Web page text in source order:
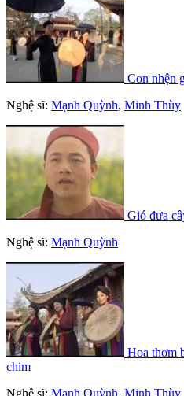
Con nhện
Nghệ sĩ: Mạnh Quỳnh, Minh Thùy
Gió đưa
Nghệ sĩ: Mạnh Quỳnh
Hoa thơm
chim